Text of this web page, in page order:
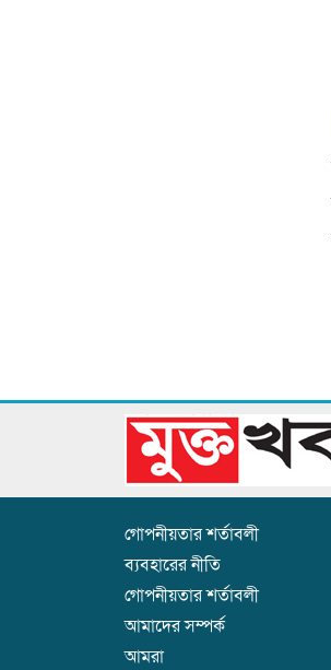
গোপনীয়তার শর্তাবলী
ব্যবহারের নীতি
গোপনীয়তার শর্তাবলী
আমাদের সম্পর্ক
আমরা